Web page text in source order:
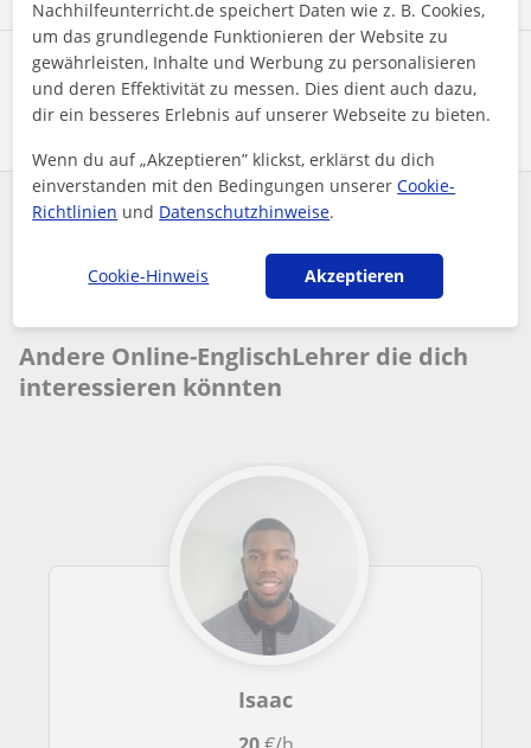
Profil teilen
Enthält dieses Profil einen Fehler?
Nachhilfeunterricht Online
Englisch als Alltagssprache für alle Altersgruppe, einfach o...
Andere Online-EnglischLehrer die dich
interessieren könnten
Isaac
Nachhilfeunterricht.de speichert Daten wie z. B. Cookies,
um das grundlegende Funktionieren der Website zu
gewährleisten, Inhalte und Werbung zu personalisieren
und deren Effektivität zu messen. Dies dient auch dazu,
dir ein besseres Erlebnis auf unserer Webseite zu bieten.
Wenn du auf „Akzeptieren” klickst, erklärst du dich
einverstanden mit den Bedingungen unsererCookie-
Richtlinien und Datenschutzhinweise.
Cookie-Hinweis Akzeptieren